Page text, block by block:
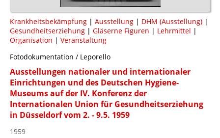
Krankheitsbekämpfung | Ausstellung | DHM (Ausstellung) |
Gesundheitserziehung | Gläserne Figuren | Lehrmittel |
Organisation | Veranstaltung
Fotodokumentation / Leporello
Ausstellungen nationaler und internationaler
Einrichtungen und des Deutschen Hygiene-
Museums auf der IV. Konferenz der
Internationalen Union für Gesundheitserziehung
in Düsseldorf vom 2. - 9.5. 1959
1959